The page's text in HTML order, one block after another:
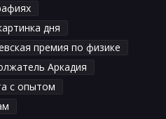
дня
премия по физике
Аркадия
с опытом